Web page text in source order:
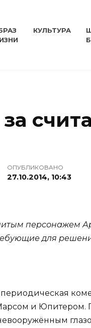
КУЛЬТУРА
ОПУБЛИКОВАНО
27.10.2014, 10:43
персонажем
для
и Юпитером.